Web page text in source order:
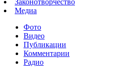
Медиа
Фото
Видео
Публикации
Комментарии
Радио